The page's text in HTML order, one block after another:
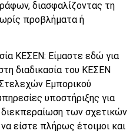
διασφαλίζοντας τη
προβλήματα ή
ΚΕΣΕΝ: Είμαστε εδώ για
διαδικασία του ΚΕΣΕΝ
Εμπορικού
υποστήριξης για
διεκπεραίωση των σχετικών
είστε πλήρως έτοιμοι και